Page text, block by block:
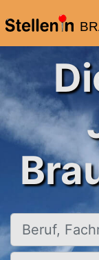
Beruf,